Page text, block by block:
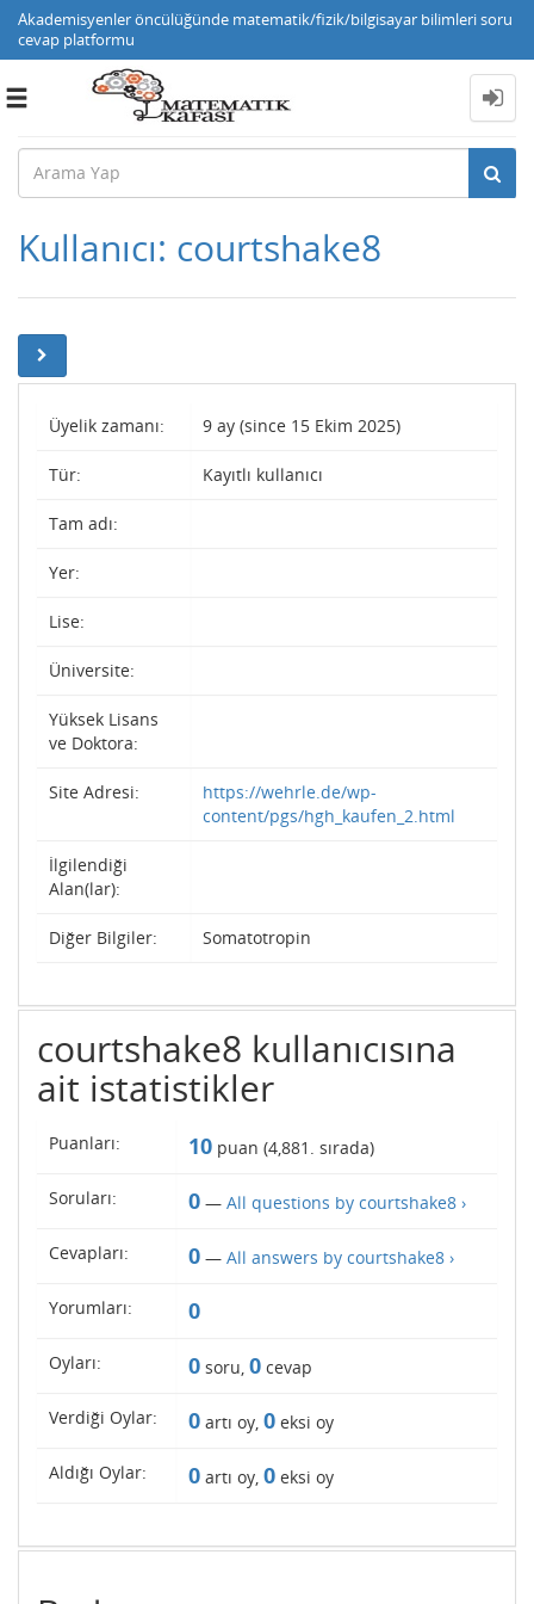
Akademisyenler öncülüğünde matematik/fizik/bilgisayar bilimleri soru
cevap platformu
Toggle
Kullanıcı: courtshake8
Üyelik zamanı: 9 ay (since 15 Ekim 2025)
Tür: Kayıtlı kullanıcı
Tam adı:
Yer:
Lise:
Üniversite:
Yüksek Lisans
ve Doktora:
Site Adresi:
https://wehrle.de/wp-
content/pgs/hgh_kaufen_2.html
İlgilendiği
Alan(lar):
Diğer Bilgiler: Somatotropin
courtshake8 kullanıcısına
ait istatistikler
Puanları: 10 puan (4,881 . sırada)
Soruları: 0 — All questions by courtshake8 ›
Cevapları: 0 — All answers by courtshake8 ›
Yorumları: 0
Oyları: 0 soru, 0 cevap
Verdiği Oylar: 0 artı oy, 0 eksi oy
Aldığı Oylar: 0 artı oy, 0 eksi oy